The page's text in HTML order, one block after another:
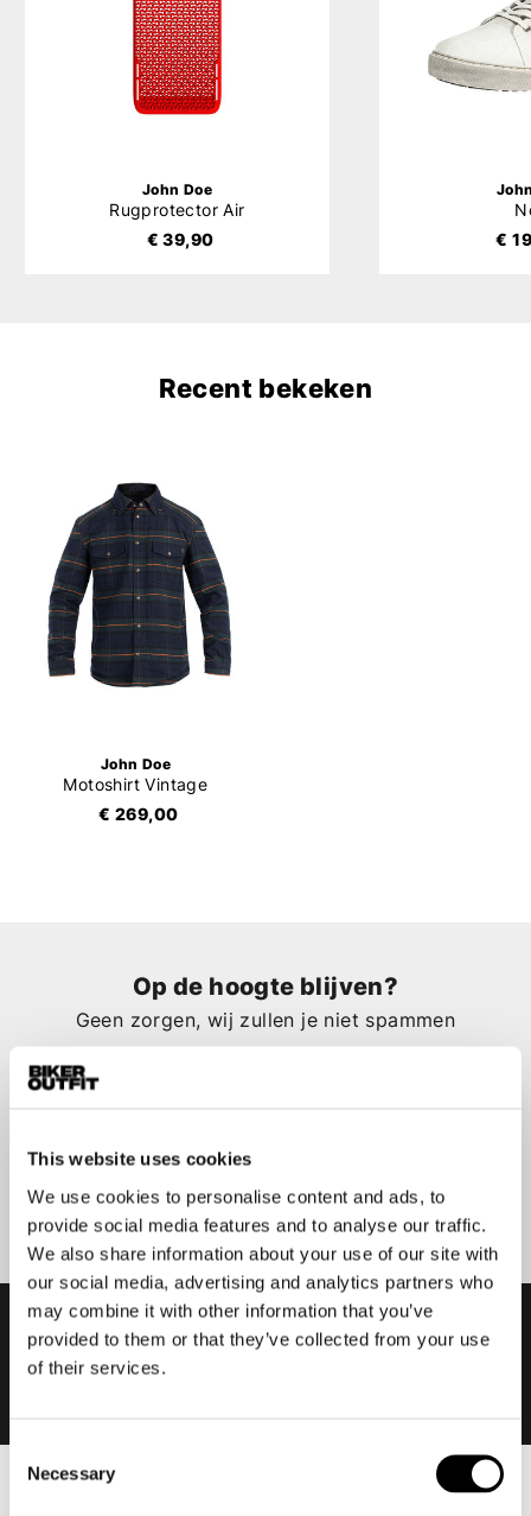
This website uses cookies
We use cookies to personalise content and ads, to
provide social media features and to analyse our traffic.
We also share information about your use of our site with
our social media, advertising and analytics partners who
may combine it with other information that you’ve
provided to them or that they’ve collected from your use
of their services.
Consent
Selection
Necessary
John Doe
Rugprotector Air
€ 39,90
€
Recent bekeken
John Doe
Motoshirt Vintage
€ 269,00
Op de hoogte blijven?
Geen zorgen, wij zullen je niet spammen